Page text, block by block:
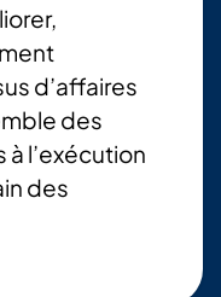
d’affaires
des
l’exécution
des